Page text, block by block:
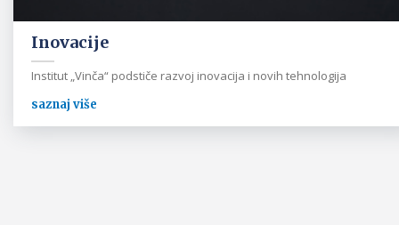
Inovacije
Institut „Vinča“ podstiče razvoj inovacija i novih tehnologija
saznaj više